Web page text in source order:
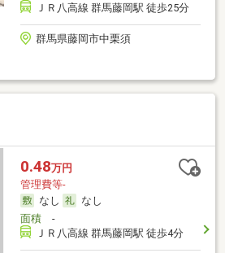
ＪＲ八高線 群馬藤岡駅 徒歩25分
群馬県藤岡市中栗須
0.48万円
管理費等-
なし
なし
面積-
ＪＲ八高線 群馬藤岡駅 徒歩4分